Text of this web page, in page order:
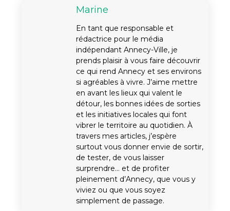
Marine
En tant que responsable et
rédactrice pour le média
indépendant Annecy-Ville, je
prends plaisir à vous faire découvrir
ce qui rend Annecy et ses environs
si agréables à vivre. J’aime mettre
en avant les lieux qui valent le
détour, les bonnes idées de sorties
et les initiatives locales qui font
vibrer le territoire au quotidien. À
travers mes articles, j’espère
surtout vous donner envie de sortir,
de tester, de vous laisser
surprendre… et de profiter
pleinement d’Annecy, que vous y
viviez ou que vous soyez
simplement de passage.